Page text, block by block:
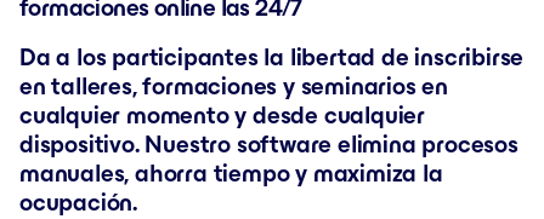
formaciones online las 24/7
Da a los participantes la libertad de inscribirse
en talleres, formaciones y seminarios en
cualquier momento y desde cualquier
dispositivo. Nuestro software elimina procesos
manuales, ahorra tiempo y maximiza la
ocupación.